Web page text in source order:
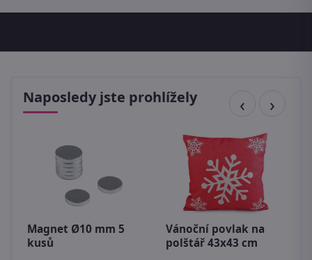
Naposledy jste prohlížely
Magnet Ø10 mm 5
kusů
Vánoční povlak na
polštář 43x43 cm